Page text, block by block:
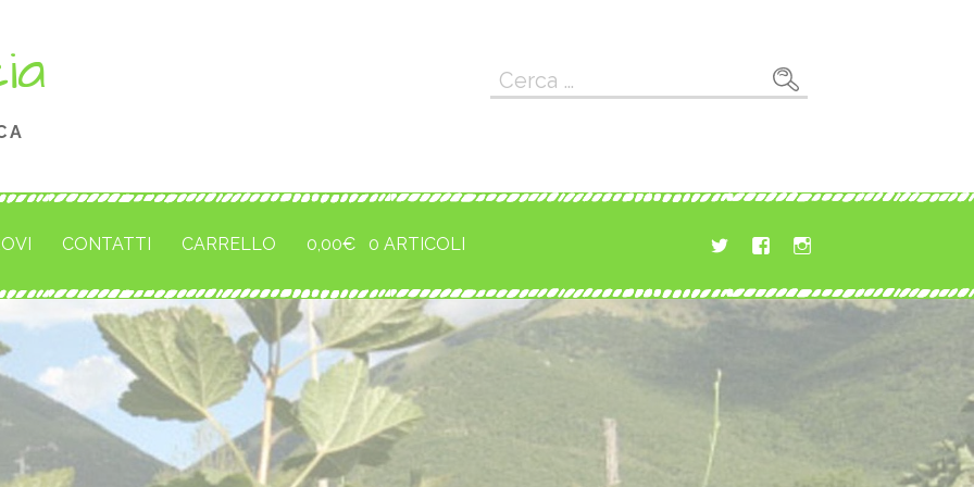
Ricerca
CONTATTI CARRELLO 0,00€ 0 ARTICOLI